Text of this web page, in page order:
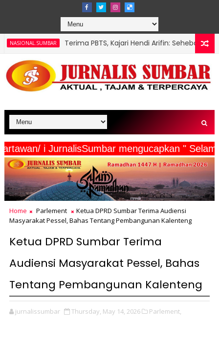
Terima PBTS, Kajari Hendi Arifin: Sehebat Apa pun Pasaman,
Polda Sumbar, Menghimbau: Tertib Kendaraan Lewat
Wartawan/ i JurnalisSumbar mengucapkan
Home Parlement
Ketua DPRD Sumbar Terima Audiensi
Masyarakat Pessel, Bahas Tentang Pembangunan Kalenteng
Ketua DPRD Sumbar Terima
Audiensi Masyarakat Pessel, Bahas
Tentang Pembangunan Kalenteng
jurnalissumbar Thursday, May 14, 2026 Parlement,